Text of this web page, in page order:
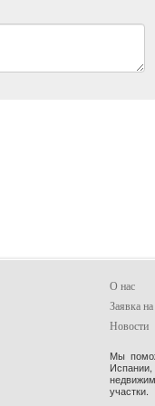
О нас
Заявка
Новости
Мы
участки.